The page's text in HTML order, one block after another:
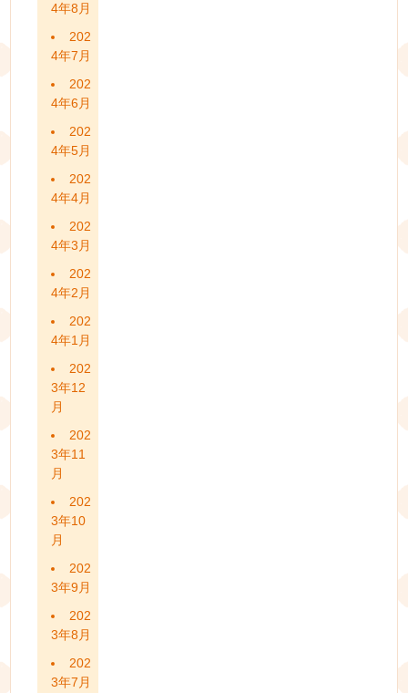
4年8月
202
4年7月
202
4年6月
202
4年5月
202
4年4月
202
4年3月
202
4年2月
202
4年1月
202
3年12
月
202
3年11
月
202
3年10
月
202
3年9月
202
3年8月
202
3年7月